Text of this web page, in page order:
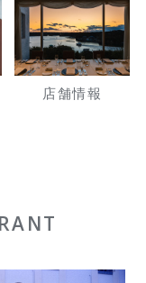
店舗情報